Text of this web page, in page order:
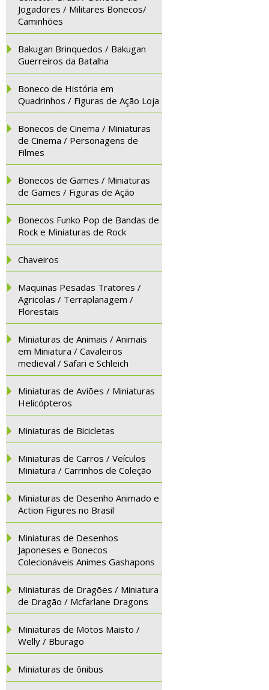
Jogadores / Militares Bonecos/
Caminhões
Bakugan Brinquedos / Bakugan
Guerreiros da Batalha
Boneco de História em
Quadrinhos / Figuras de Ação Loja
Bonecos de Cinema / Miniaturas
de Cinema / Personagens de
Filmes
Bonecos de Games / Miniaturas
de Games / Figuras de Ação
Bonecos Funko Pop de Bandas de
Rock e Miniaturas de Rock
Chaveiros
Maquinas Pesadas Tratores /
Agricolas / Terraplanagem /
Florestais
Miniaturas de Animais / Animais
em Miniatura / Cavaleiros
medieval / Safari e Schleich
Miniaturas de Aviões / Miniaturas
Helicópteros
Miniaturas de Bicicletas
Miniaturas de Carros / Veículos
Miniatura / Carrinhos de Coleção
Miniaturas de Desenho Animado e
Action Figures no Brasil
Miniaturas de Desenhos
Japoneses e Bonecos
Colecionáveis Animes Gashapons
Miniaturas de Dragões / Miniatura
de Dragão / Mcfarlane Dragons
Miniaturas de Motos Maisto /
Welly / Bburago
Miniaturas de ônibus